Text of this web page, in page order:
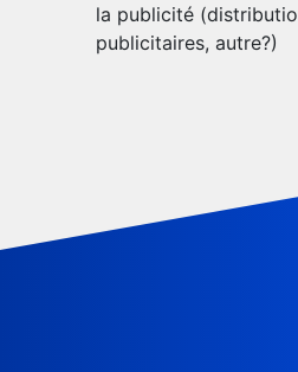
la publicité
publicitaires, autre?)